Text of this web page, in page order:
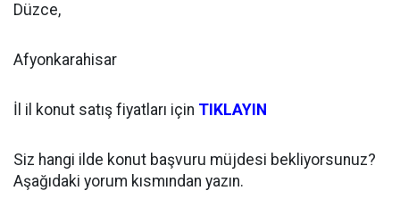
Düzce,
Afyonkarahisar
İl il konut satış fiyatları için TIKLAYIN
Siz hangi ilde konut başvuru müjdesi bekliyorsunuz?
Aşağıdaki yorum kısmından yazın.